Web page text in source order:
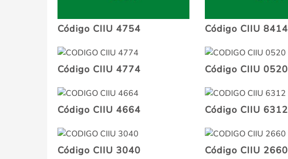
Código CIIU 4754 Código CIIU 8414
Código CIIU 4774 Código CIIU 0520
Código CIIU 4664 Código CIIU 6312
Código CIIU 3040 Código CIIU 2660